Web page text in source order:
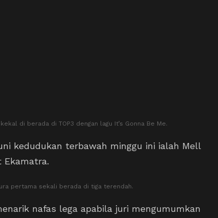
di berada di TOP3 dengan lagu It’s Gonna Be Me.
kedudukan terbawah minggu ini ialah Mell
Ekamatra.
pertama sekali berada di tiga terendah.
nafas lega apabila juri mengumumkan